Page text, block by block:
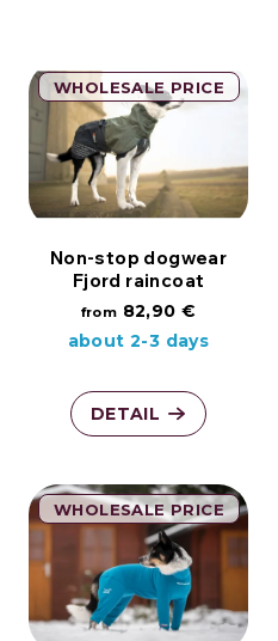
WHOLESALE PRICE
Non-stop dogwear
Fjord raincoat
from 82,90 €
about 2-3 days
DETAIL
WHOLESALE PRICE